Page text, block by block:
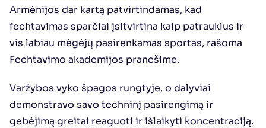
Armėnijos dar kartą patvirtindamas, kad
fechtavimas sparčiai įsitvirtina kaip patrauklus ir
vis labiau mėgėjų pasirenkamas sportas, rašoma
Fechtavimo akademijos pranešime.
Varžybos vyko špagos rungtyje, o dalyviai
demonstravo savo techninį pasirengimą ir
gebėjimą greitai reaguoti ir išlaikyti koncentraciją.